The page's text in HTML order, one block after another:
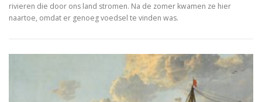
rivieren die door ons land stromen. Na de zomer kwamen ze hier
naartoe, omdat er genoeg voedsel te vinden was.